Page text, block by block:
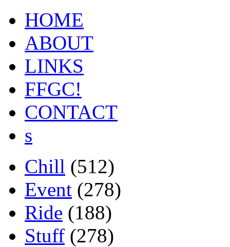
HOME
ABOUT
LINKS
FFGC!
CONTACT
s
Chill (512)
Event (278)
Ride (188)
Stuff (278)